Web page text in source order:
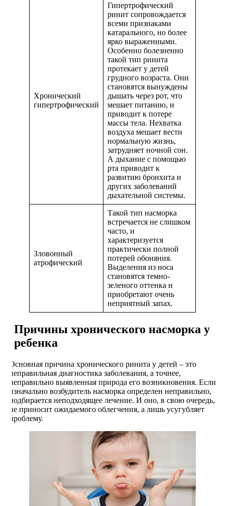
Хронический
гипертрофический
Гипертрофический
ринит сопровождается
всеми признаками
катарального, но более
ярко выраженными.
Особенно болезненно
такой тип ринита
протекает у детей
грудного возраста. Они
становятся вынуждены
дышать через рот, что
мешает питанию, и
приводит к потере
массы тела. Нехватка
воздуха мешает вести
нормальную жизнь,
затрудняет ночной сон.
А дыхание с помощью
рта приводит к
развитию бронхита и
других заболеваний
дыхательной системы.
Зловонный
атрофический
Такой тип насморка
встречается не слишком
часто, и
характеризуется
практически полной
потерей обоняния.
Выделения из носа
становятся темно-
зеленого оттенка и
приобретают очень
неприятный запах.
Причины хронического насморка у
ребенка
Основная причина хронического ринита у детей – это
неправильная диагностика заболевания, а точнее,
неправильно выявленная природа его возникновения. Если
изначально возбудитель насморка определен неправильно,
подбирается неподходящее лечение. И оно, в свою очередь,
не приносит ожидаемого облегчения, а лишь усугубляет
проблему.